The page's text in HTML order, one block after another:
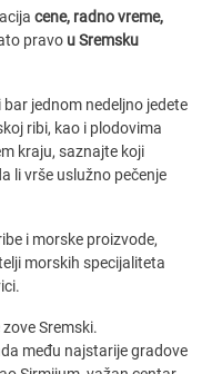
cene, radno vreme,
pravo u Sremsku
jednom nedeljno jedete
ribi, kao i plodovima
kraju, saznajte koji
li vrše uslužno pečenje
i morske proizvode,
morskih specijaliteta
Sremski.
među najstarije gradove